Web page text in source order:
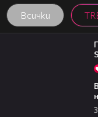
Всички
05:54